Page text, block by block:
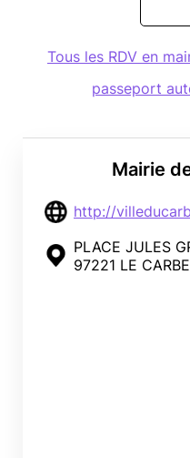
Mairie
http://
PLACE JULES
97221 LE
Tous les RDV en
passeport